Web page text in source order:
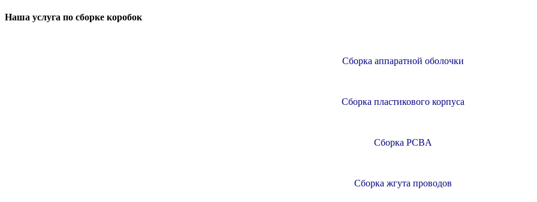
Наша услуга по сборке коробок
Сборка аппаратной оболочки
Сборка пластикового корпуса
Сборка PCBA
Сборка жгута проводов